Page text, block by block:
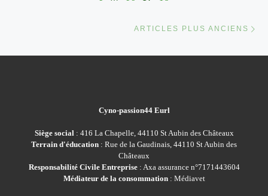
ARTICLES PLUS ANCIENS
Cyno-passion44 Eurl
Siège social: 416 La Chapelle, 44110 St Aubin des Châteaux
Terrain d'éducation : Rue de la Gaudinais, 44110 St Aubin des
Châteaux
Responsabilité Civile Entreprise: Axa assurance n°7171443604
Médiateur de la consommation: Médiavet